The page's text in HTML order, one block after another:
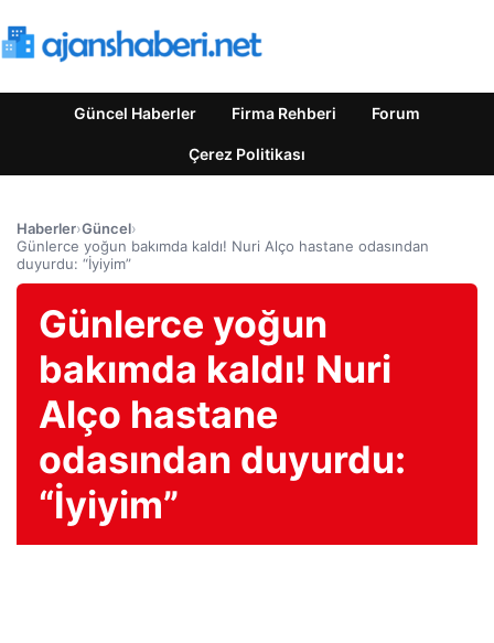
Güncel Haberler Firma Rehberi Forum
Çerez Politikası
Haberler›Güncel›
Günlerce yoğun bakımda kaldı! Nuri Alço hastane odasından
duyurdu: “İyiyim”
Günlerce yoğun
bakımda kaldı! Nuri
Alço hastane
odasından duyurdu:
“İyiyim”